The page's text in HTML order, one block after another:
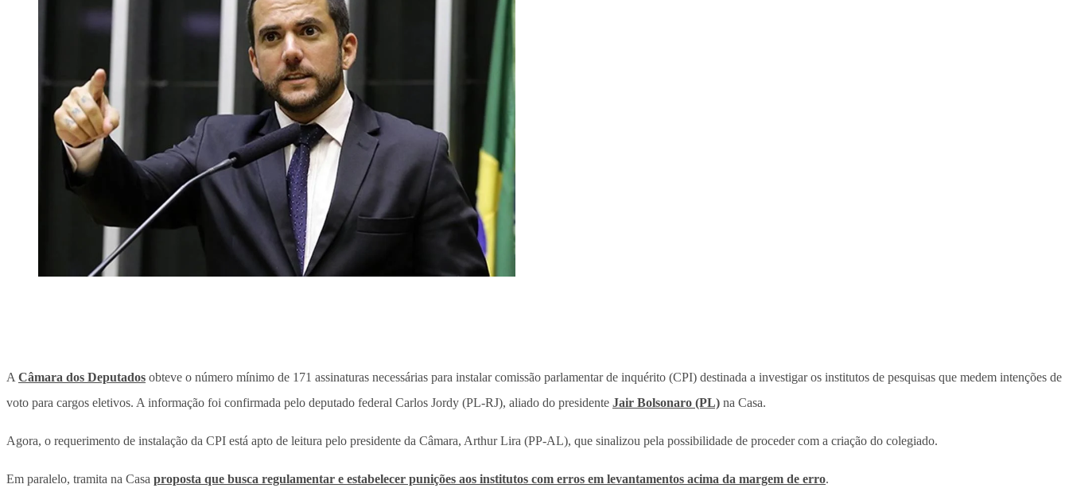
A Câmara dos Deputados obteve o número mínimo de 171 assinaturas necessárias para instalar comissão parlamentar de inquérito (CPI) destinada a investigar os institutos de pesquisas que medem intenções de
voto para cargos eletivos. A informação foi confirmada pelo deputado federal Carlos Jordy (PL-RJ), aliado do presidente Jair Bolsonaro (PL) na Casa.
Agora, o requerimento de instalação da CPI está apto de leitura pelo presidente da Câmara, Arthur Lira (PP-AL), que sinalizou pela possibilidade de proceder com a criação do colegiado.
Em paralelo, tramita na Casa proposta que busca regulamentar e estabelecer punições aos institutos com erros em levantamentos acima da margem de erro.